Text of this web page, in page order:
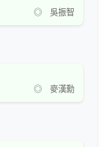
◎ 吳振智
◎ 麥漢勳